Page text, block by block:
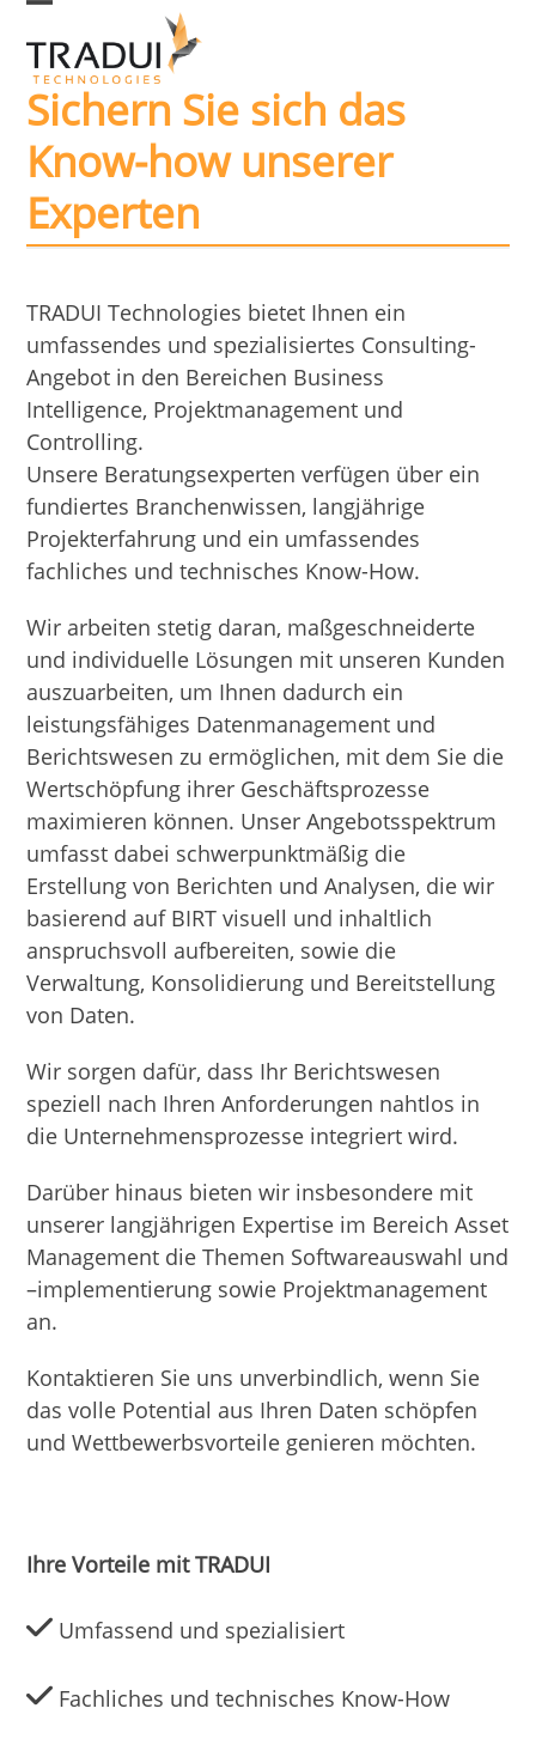
content
mobile
menu
mobile
menu
Sichern Sie sich das
Know-how unserer
Experten
TRADUI Technologies bietet Ihnen ein
umfassendes und spezialisiertes Consulting-
Angebot in den Bereichen Business
Intelligence, Projektmanagement und
Controlling.
Unsere Beratungsexperten verfügen über ein
fundiertes Branchenwissen, langjährige
Projekterfahrung und ein umfassendes
fachliches und technisches Know-How.
Wir arbeiten stetig daran, maßgeschneiderte
und individuelle Lösungen mit unseren Kunden
auszuarbeiten, um Ihnen dadurch ein
leistungsfähiges Datenmanagement und
Berichtswesen zu ermöglichen, mit dem Sie die
Wertschöpfung ihrer Geschäftsprozesse
maximieren können. Unser Angebotsspektrum
umfasst dabei schwerpunktmäßig die
Erstellung von Berichten und Analysen, die wir
basierend auf BIRT visuell und inhaltlich
anspruchsvoll aufbereiten, sowie die
Verwaltung, Konsolidierung und Bereitstellung
von Daten.
Wir sorgen dafür, dass Ihr Berichtswesen
speziell nach Ihren Anforderungen nahtlos in
die Unternehmensprozesse integriert wird.
Darüber hinaus bieten wir insbesondere mit
unserer langjährigen Expertise im Bereich Asset
Management die Themen Softwareauswahl und
–implementierung sowie Projektmanagement
an.
Kontaktieren Sie uns unverbindlich, wenn Sie
das volle Potential aus Ihren Daten schöpfen
und Wettbewerbsvorteile genieren möchten.
Ihre Vorteile mit TRADUI
Umfassend und spezialisiert
Fachliches und technisches Know-How